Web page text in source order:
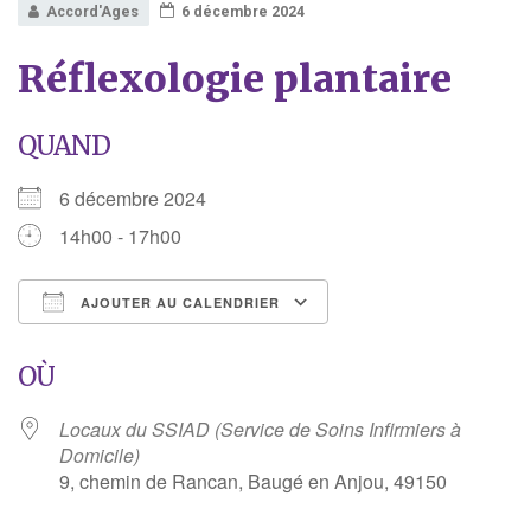
Accord'Ages 6 décembre 2024
Réflexologie plantaire
QUAND
6 décembre 2024
14h00 - 17h00
AJOUTER AU CALENDRIER
OÙ
Locaux du SSIAD (Service de Soins Infirmiers à
Domicile)
9, chemin de Rancan, Baugé en Anjou, 49150